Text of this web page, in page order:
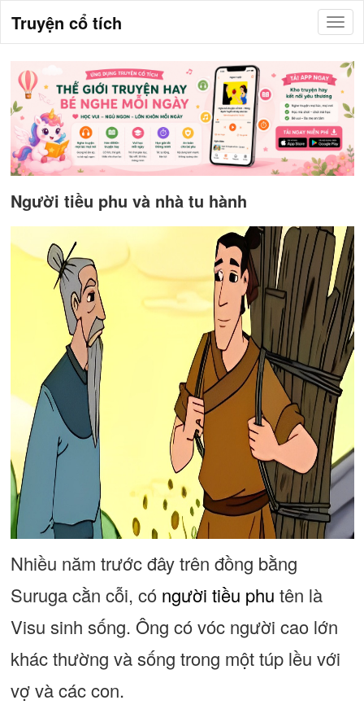
Truyện cổ tích
Người tiều phu và nhà tu hành
Nhiều năm trước đây trên đồng bằng
Suruga cằn cỗi, có người tiều phu tên là
Visu sinh sống. Ông có vóc người cao lớn
khác thường và sống trong một túp lều với
vợ và các con.